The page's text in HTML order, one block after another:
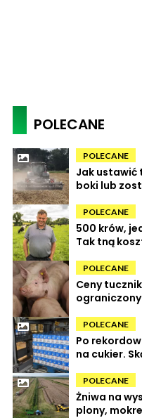
POLECANE
POLECANE
Jak ustawić
boki lub
POLECANE
500 krów,
Tak tną
POLECANE
Ceny
POLECANE
Po
na cukier.
POLECANE
Żniwa na
plony,